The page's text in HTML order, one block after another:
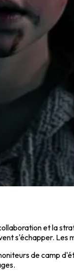
et la
s'échapper.
de camp